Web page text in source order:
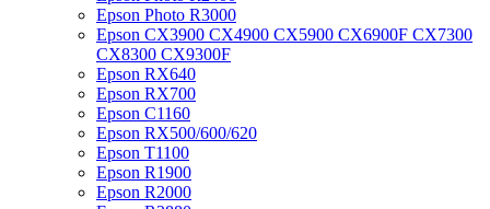
Epson Photo R3000
Epson CX3900 CX4900 CX5900 CX6900F CX7300
CX8300 CX9300F
Epson RX640
Epson RX700
Epson C1160
Epson RX500/600/620
Epson T1100
Epson R1900
Epson R2000